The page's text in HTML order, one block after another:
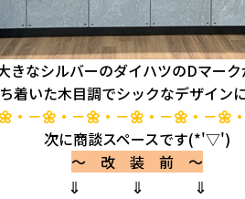
きなシルバーのダイハツのDマーク
着いた木目調でシックなデザイン
・－🌼・－🌼・－🌼・－🌼・－🌼
次に商談スペースです(*'▽')
～ 改 装 前 ～
⇓ ⇓ ⇓